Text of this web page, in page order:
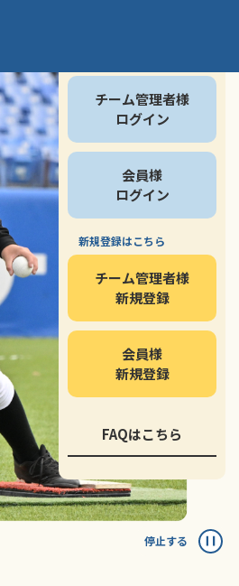
停止する
チーム管理者様
ログイン
会員様
ログイン
新規登録はこちら
チーム管理者様
新規登録
会員様
新規登録
FAQはこちら